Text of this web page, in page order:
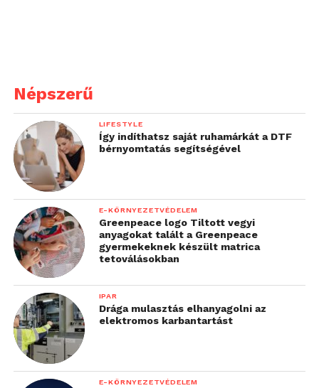
Népszerű
LIFESTYLE
Így indíthatsz saját ruhamárkát a DTF
bérnyomtatás segítségével
E-KÖRNYEZETVÉDELEM
Greenpeace logo Tiltott vegyi
anyagokat talált a Greenpeace
gyermekeknek készült matrica
tetoválásokban
IPAR
Drága mulasztás elhanyagolni az
elektromos karbantartást
E-KÖRNYEZETVÉDELEM